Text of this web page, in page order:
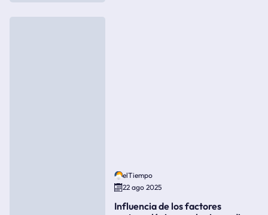
elTiempo
22 ago 2025
Influencia de los factores